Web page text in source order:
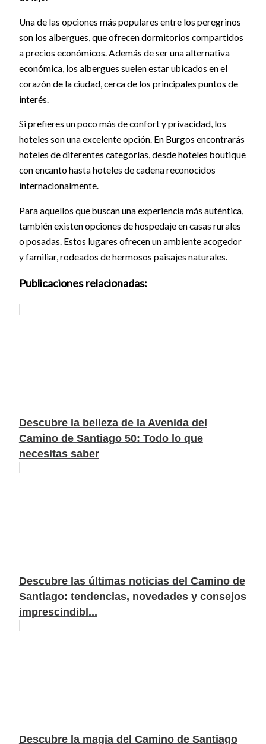
Una de las opciones más populares entre los peregrinos
son los albergues, que ofrecen dormitorios compartidos
a precios económicos. Además de ser una alternativa
económica, los albergues suelen estar ubicados en el
corazón de la ciudad, cerca de los principales puntos de
interés.
Si prefieres un poco más de confort y privacidad, los
hoteles son una excelente opción. En Burgos encontrarás
hoteles de diferentes categorías, desde hoteles boutique
con encanto hasta hoteles de cadena reconocidos
internacionalmente.
Para aquellos que buscan una experiencia más auténtica,
también existen opciones de hospedaje en casas rurales
o posadas. Estos lugares ofrecen un ambiente acogedor
y familiar, rodeados de hermosos paisajes naturales.
Publicaciones relacionadas:
Descubre la belleza de la Avenida del
Camino de Santiago 50: Todo lo que
necesitas saber
Descubre las últimas noticias del Camino de
Santiago: tendencias, novedades y consejos
imprescindibl...
Descubre la magia del Camino de Santiago